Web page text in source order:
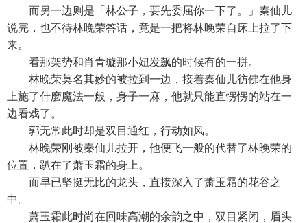
而另一边则是「林公子，要先委屈你一下了。」秦仙儿
说完，也不待林晚荣答话，竟是一把将林晚荣自床上拉了下
来。
看那架势和肖青璇那小妞发飙的时候有的一拼。
林晚荣莫名其妙的被拉到一边，接着秦仙儿彷佛在他身
上施了什麽魔法一般，身子一麻，他就只能直愣愣的站在一
边看戏了。
郭无常此时却是双目通红，行动如风。
林晚荣刚被秦仙儿拉开，他便飞一般的代替了林晚荣的
位置，趴在了萧玉霜的身上。
而早已坚挺无比的龙头，直接深入了萧玉霜的花谷之
中。
萧玉霜此时尚在回味高潮的余韵之中，双目紧闭，眉头